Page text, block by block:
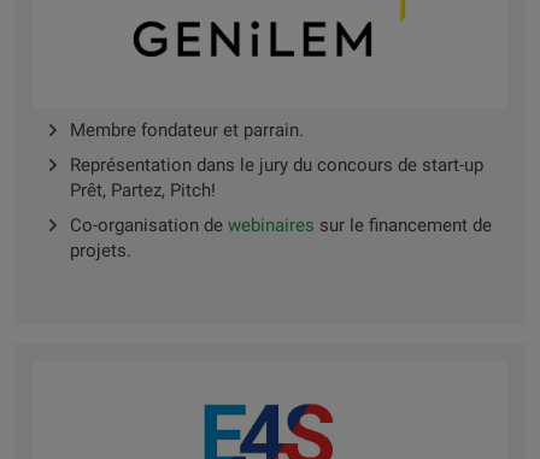
Membre fondateur et parrain.
Représentation dans le jury du concours de start-up
Prêt, Partez, Pitch!
Co-organisation de webinaires sur le financement de
projets.